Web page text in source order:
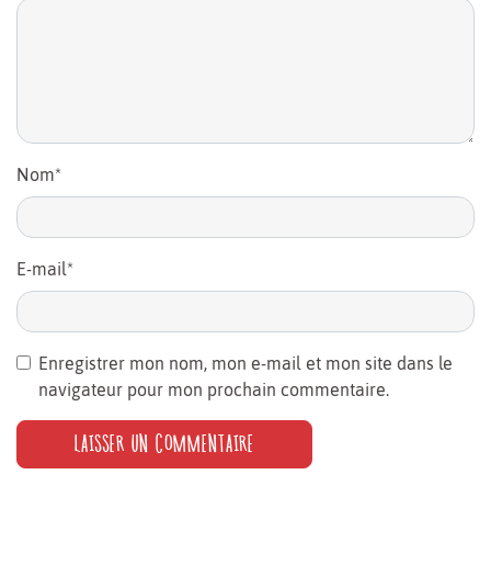
Nom*
E-mail*
Enregistrer mon nom, mon e-mail et mon site dans le
navigateur pour mon prochain commentaire.